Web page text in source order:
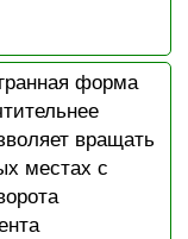
форма
вращать
местах с